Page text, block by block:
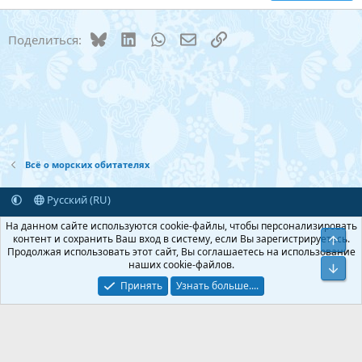
26
Times New Roman
Trebuchet MS
Поделиться: BlueskyLinkedInWhatsAppЭлектронная почта
Ссылка
Всё о морских обитателях
Русский (RU)
Обратная связь
Условия и правила
Политика конфиденциальности
Помощь Главная
R
S
S
®
© by ©XenTR
На данном сайте используются cookie-файлы, чтобы персонализировать
контент и сохранить Ваш вход в систему, если Вы зарегистрируетесь.
Продолжая использовать этот сайт, Вы соглашаетесь на использование
наших cookie-файлов.
Принять
Узнать больше....
Верх